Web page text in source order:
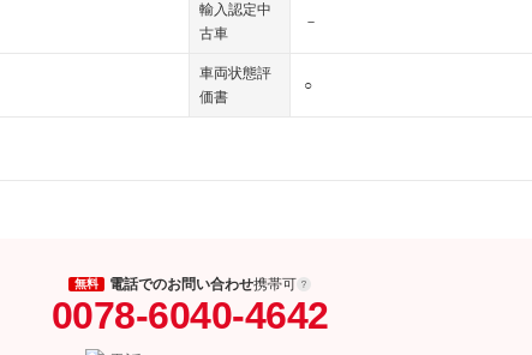
輸入認定中
古車
－
車両状態評
価書
○
無料 電話でのお問い合わせ携帯可
0078-6040-4642